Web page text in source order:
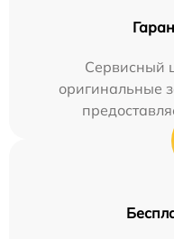
Сервисный
оригинальные